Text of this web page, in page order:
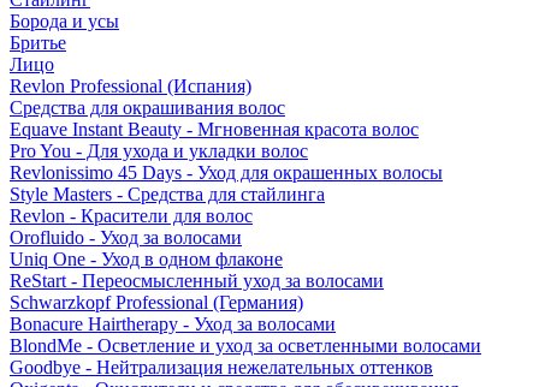
Борода и усы
Бритье
Лицо
Revlon Professional (Испания)
Средства для окрашивания волос
Equave Instant Beauty - Мгновенная красота волос
Pro You - Для ухода и укладки волос
Revlonissimo 45 Days - Уход для окрашенных волосы
Style Masters - Средства для стайлинга
Revlon - Красители для волос
Orofluido - Уход за волосами
Uniq One - Уход в одном флаконе
ReStart - Переосмысленный уход за волосами
Schwarzkopf Professional (Германия)
Bonacure Hairtherapy - Уход за волосами
BlondMe - Осветление и уход за осветленными волосами
Goodbye - Нейтрализация нежелательных оттенков